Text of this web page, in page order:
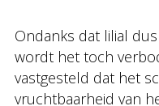
Ondanks dat lilial
wordt het toch
vastgesteld dat het
vruchtbaarheid van